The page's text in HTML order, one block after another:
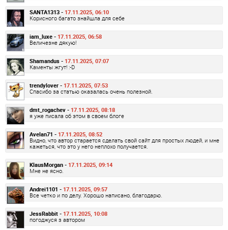
SANTA1313 - 17.11.2025, 06:10
Корисного багато знайшла для себе
iam_luxe - 17.11.2025, 06:58
Величезне дякую!
Shamandus - 17.11.2025, 07:07
Каменты жгут! :-D
trendylover - 17.11.2025, 07:53
Спасибо за статью оказалась очень полезной.
dmt_rogachev - 17.11.2025, 08:18
я уже писала об этом в своем блоге
Avelan71 - 17.11.2025, 08:52
Видно, что автор старается сделать свой сайт для простых людей, и мне
кажеться, что это у него неплохо получается.
KlausMorgan - 17.11.2025, 09:14
Мне не ясно.
Andrei1101 - 17.11.2025, 09:57
Все четко и по делу. Хорошо написано, благодарю.
JessRabbit - 17.11.2025, 10:08
погоджуся з автором